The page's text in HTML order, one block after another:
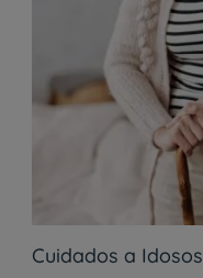
Cuidados a Idosos